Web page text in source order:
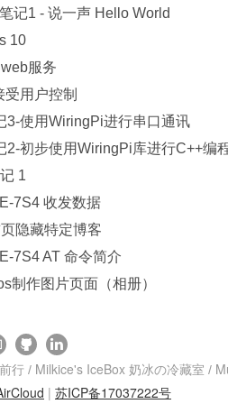
记1 - 说一声 Hello World
10
服务
用户控制
3-使用WiringPi进行串口通讯
2-初步使用WiringPi库进行C++编
1
7S4 收发数据
隐藏特定博客
7S4 AT 命令简介
制作图片页面（相册）
行 / Milkice's IceBox 奶冰の冷藏室 /
| 苏ICP备17037222号